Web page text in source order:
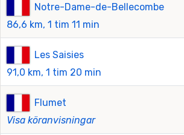
Notre-Dame-de-Bellecombe
86,6 km, 1 tim 11 min
Les Saisies
91,0 km, 1 tim 20 min
Flumet
Visa köranvisningar